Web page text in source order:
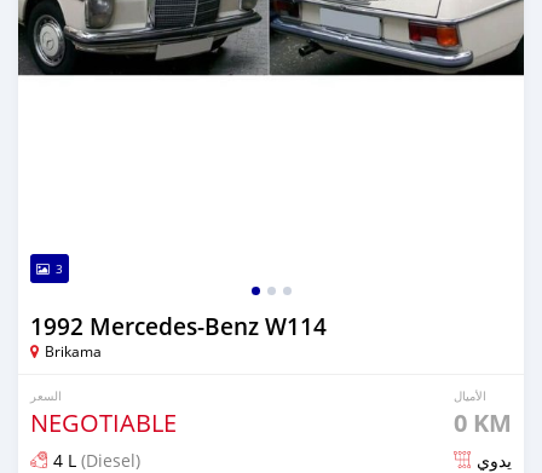
3
1992 Mercedes-Benz W114
Brikama
السعر
NEGOTIABLE
الأميال
0 KM
4 L (Diesel) يدوي